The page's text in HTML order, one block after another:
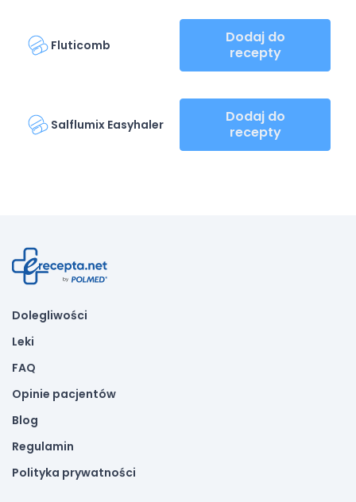
Fluticomb
Dodaj do
recepty
Salflumix Easyhaler
Dodaj do
recepty
Dolegliwości
Leki
FAQ
Opinie pacjentów
Blog
Regulamin
Polityka prywatności